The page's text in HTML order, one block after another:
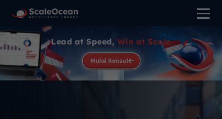
Lead at Speed, Win at Scale
Mulai Konsul